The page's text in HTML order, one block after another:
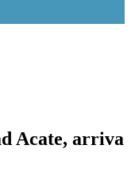
Acate, arriva